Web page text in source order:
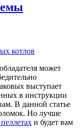
может
выступает
в инструкции
В данной статье
Но лучше
и будет вам